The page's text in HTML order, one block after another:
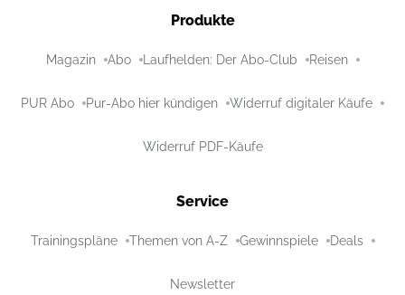
Produkte
Magazin Abo Laufhelden: Der Abo-Club Reisen
PUR Abo Pur-Abo hier kündigen Widerruf digitaler Käufe
Widerruf PDF-Käufe
Service
Trainingspläne Themen von A-Z Gewinnspiele Deals
Newsletter